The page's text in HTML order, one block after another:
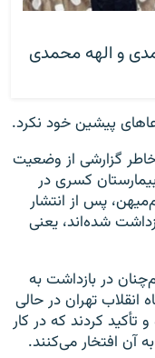
و الهه محمدی
پیشین خود نکرد.
خاطر گزارشی از وضعیت
کسری در
پس از انتشار
شده‌اند، یعنی
در بازداشت به
مردادماه در شعبه ۱۵ دادگاه انقلاب تهران در حالی
تأکید کردند که در کار
آن افتخار می‌کنند.